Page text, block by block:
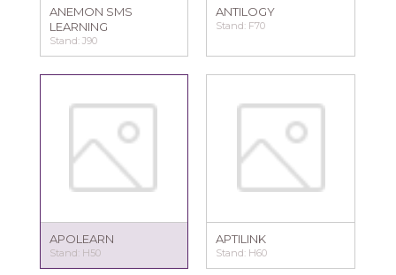
ANEMON SMS
LEARNING
Stand: J90
ANTILOGY
Stand: F70
APOLEARN
Stand: H50
APTILINK
Stand: H60